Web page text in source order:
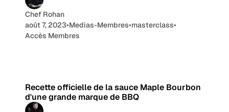
Chef Rohan
août 7, 2023•Medias-Membres•masterclass•
Accès Membres
Recette officielle de la sauce Maple Bourbon
d'une grande marque de BBQ